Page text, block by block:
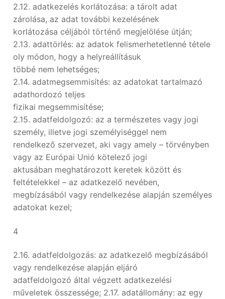
2.12. adatkezelés korlátozása: a tárolt adat
zárolása, az adat további kezelésének
korlátozása céljából történő megjelölése útján;
2.13. adattörlés: az adatok felismerhetetlenné tétele
oly módon, hogy a helyreállításuk
többé nem lehetséges;
2.14. adatmegsemmisítés: az adatokat tartalmazó
adathordozó teljes
fizikai megsemmisítése;
2.15. adatfeldolgozó: az a természetes vagy jogi
személy, illetve jogi személyiséggel nem
rendelkező szervezet, aki vagy amely – törvényben
vagy az Európai Unió kötelező jogi
aktusában meghatározott keretek között és
feltételekkel – az adatkezelő nevében,
megbízásából vagy rendelkezése alapján személyes
adatokat kezel;
4
2.16. adatfeldolgozás: az adatkezelő megbízásából
vagy rendelkezése alapján eljáró
adatfeldolgozó által végzett adatkezelési
műveletek összessége; 2.17. adatállomány: az egy